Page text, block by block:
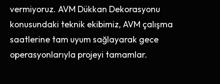
vermiyoruz. AVM Dükkan Dekorasyonu
konusundaki teknik ekibimiz, AVM çalışma
saatlerine tam uyum sağlayarak gece
operasyonlarıyla projeyi tamamlar.